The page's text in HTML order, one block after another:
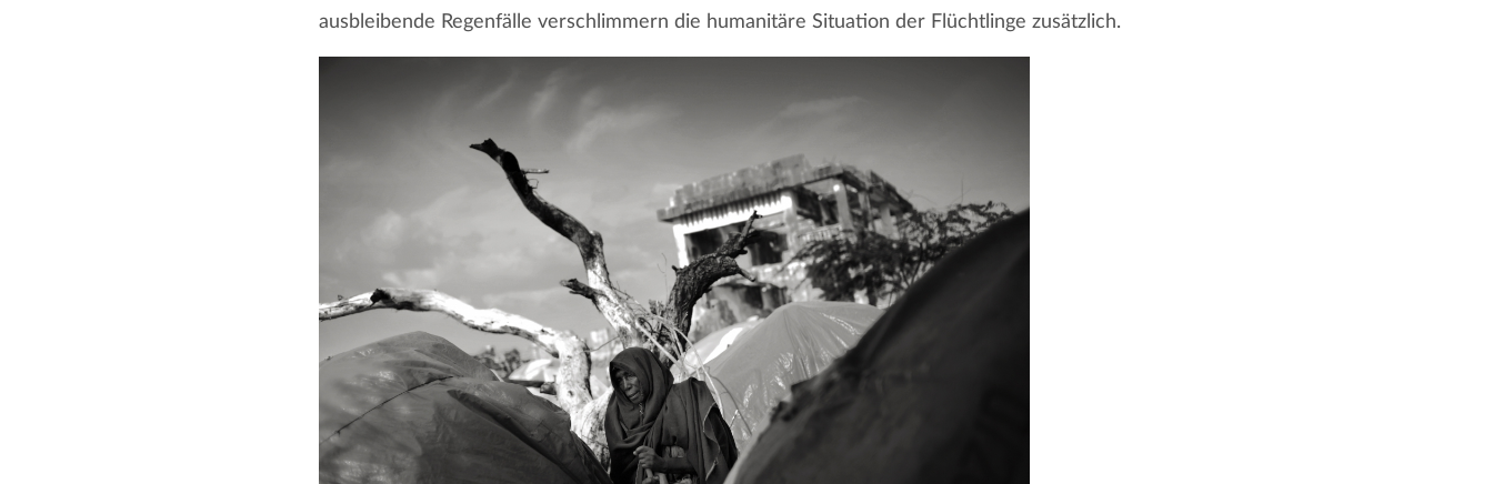
ausbleibende Regenfälle verschlimmern die humanitäre Situation der Flüchtlinge zusätzlich.